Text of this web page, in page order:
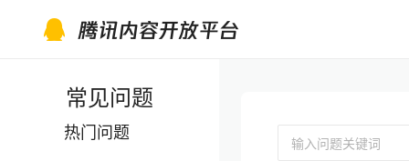
常见问题
热门问题 输入问题关键词